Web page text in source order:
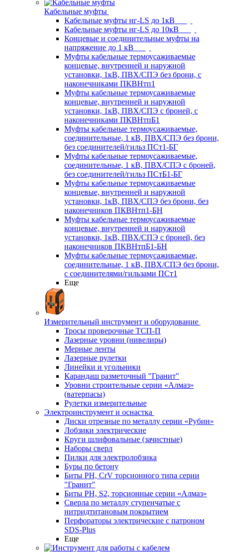
Кабельные муфты
Кабельные муфты нг-LS до 1кВ
Кабельные муфты нг-LS до 10кВ
Концевые и соединительные муфты на
напряжение до 1 кВ
Муфты кабельные термоусаживаемые
концевые, внутренней и наружной
установки, 1кВ, ПВХ/СПЭ без брони, с
наконечниками ПКВНтп1
Муфты кабельные термоусаживаемые
концевые, внутренней и наружной
установки, 1кВ, ПВХ/СПЭ с броней, с
наконечниками ПКВНтпБ1
Муфты кабельные термоусаживаемые,
соединительные, 1 кВ, ПВХ/СПЭ без брони,
без соединителей/гильз ПСт1-БГ
Муфты кабельные термоусаживаемые,
соединительные, 1 кВ, ПВХ/СПЭ с броней,
без соединителей/гильз ПСтБ1-БГ
Муфты кабельные термоусаживаемые
концевые, внутренней и наружной
установки, 1кВ, ПВХ/СПЭ без брони, без
наконечников ПКВНтп1-БН
Муфты кабельные термоусаживаемые
концевые, внутренней и наружной
установки, 1кВ, ПВХ/СПЭ с броней, без
наконечников ПКВНтпБ1-БН
Муфты кабельные термоусаживаемые,
соединительные, 1 кВ, ПВХ/СПЭ без брони,
с соединителями/гильзами ПСт1
Еще
Измерительный инструмент и оборудование
Тросы проверочные ТСП-П
Лазерные уровни (нивелиры)
Мерные ленты
Лазерные рулетки
Линейки и угольники
Карандаш разметочный "Гранит"
Уровни строительные серии «Алмаз»
(ватерпасы)
Рулетки измерительные
Электроинструмент и оснастка
Диски отрезные по металлу серии «Рубин»
Лобзики электрические
Круги шлифовальные (зачистные)
Наборы сверл
Пилки для электролобзика
Буры по бетону
Биты PH, CrV торсионного типа серии
"Гранит"
Биты PH, S2, торсионные серии «Алмаз»
Сверла по металлу ступенчатые с
нитридтитановым покрытием
Перфораторы электрические с патроном
SDS-Plus
Еще